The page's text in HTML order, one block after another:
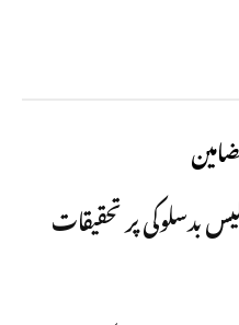
بدسلوکی پر تحقیقات